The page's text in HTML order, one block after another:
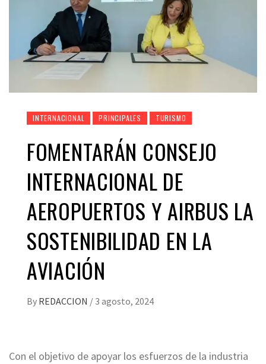
INTERNACIONAL PRINCIPALES TURISMO
FOMENTARÁN CONSEJO
INTERNACIONAL DE
AEROPUERTOS Y AIRBUS LA
SOSTENIBILIDAD EN LA
AVIACIÓN
By REDACCION / 3 agosto, 2024
Con el objetivo de apoyar los esfuerzos de la industria